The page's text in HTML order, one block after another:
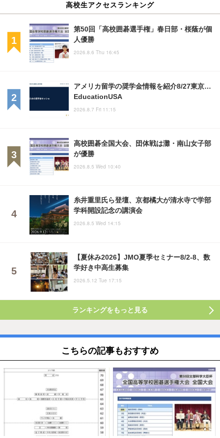
高校生アクセスランキング
第50回「高校囲碁選手権」春日部・桜蔭が個
人優勝
2026.8.6 Thu 16:45
アメリカ留学の奨学金情報を紹介8/27東京…
EducationUSA
2026.8.7 Fri 11:15
高校囲碁全国大会、団体戦は灘・南山女子部
が優勝
2026.8.5 Wed 10:40
糸井重里氏ら登壇、京都橘大が清水寺で学部
学科開設記念の講演会
2026.8.5 Wed 14:15
【夏休み2026】JMO夏季セミナー8/2-8、数
学好き中高生募集
2026.5.12 Tue 17:15
ランキングをもっと見る
こちらの記事もおすすめ